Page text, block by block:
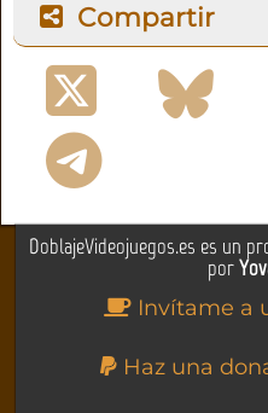
Compartir
DoblajeVideojuegos.es es un
por
Invítame a
Haz una